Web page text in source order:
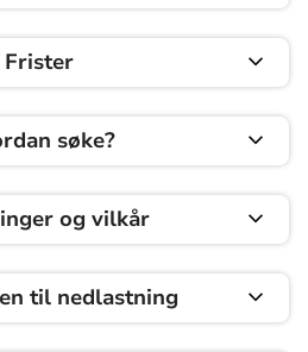
Frister
søke?
og vilkår
til nedlastning